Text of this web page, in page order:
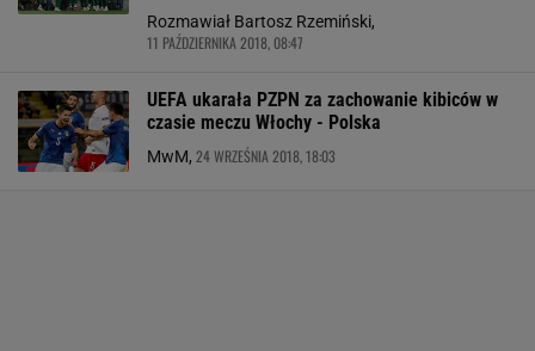
Rozmawiał Bartosz Rzemiński,
11 PAŹDZIERNIKA 2018, 08:47
UEFA ukarała PZPN za zachowanie kibiców w
czasie meczu Włochy - Polska
MwM, 24 WRZEŚNIA 2018, 18:03